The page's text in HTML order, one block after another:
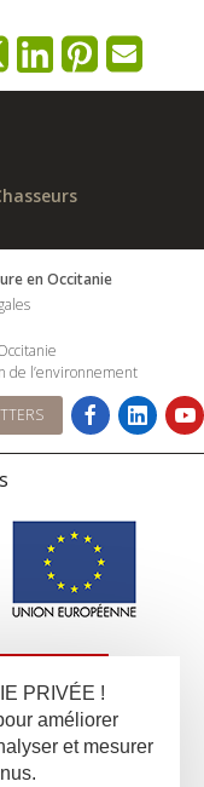
en Occitanie
de l’environnement
PRIVÉE !
améliorer
et mesurer